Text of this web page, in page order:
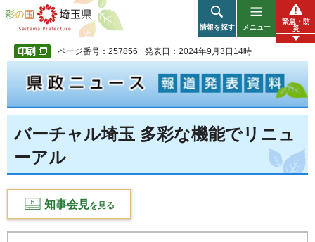
彩の国 埼玉県
情報を探す メニュー
緊急・防
災
ページ番号：257856 発表日：2024年9月3日14時
バーチャル埼玉 多彩な機能でリニュ
ーアル
知事会見を見る